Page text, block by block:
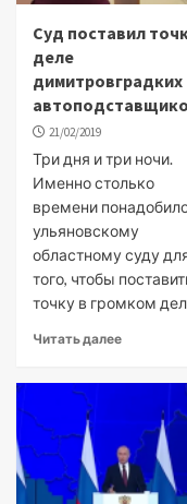
Суд поставил
деле
димитровградких
21/02/2019
Три дня и три ночи.
Именно столько
времени
ульяновскому
областному суду
того, чтобы
точку в громком
Читать далее